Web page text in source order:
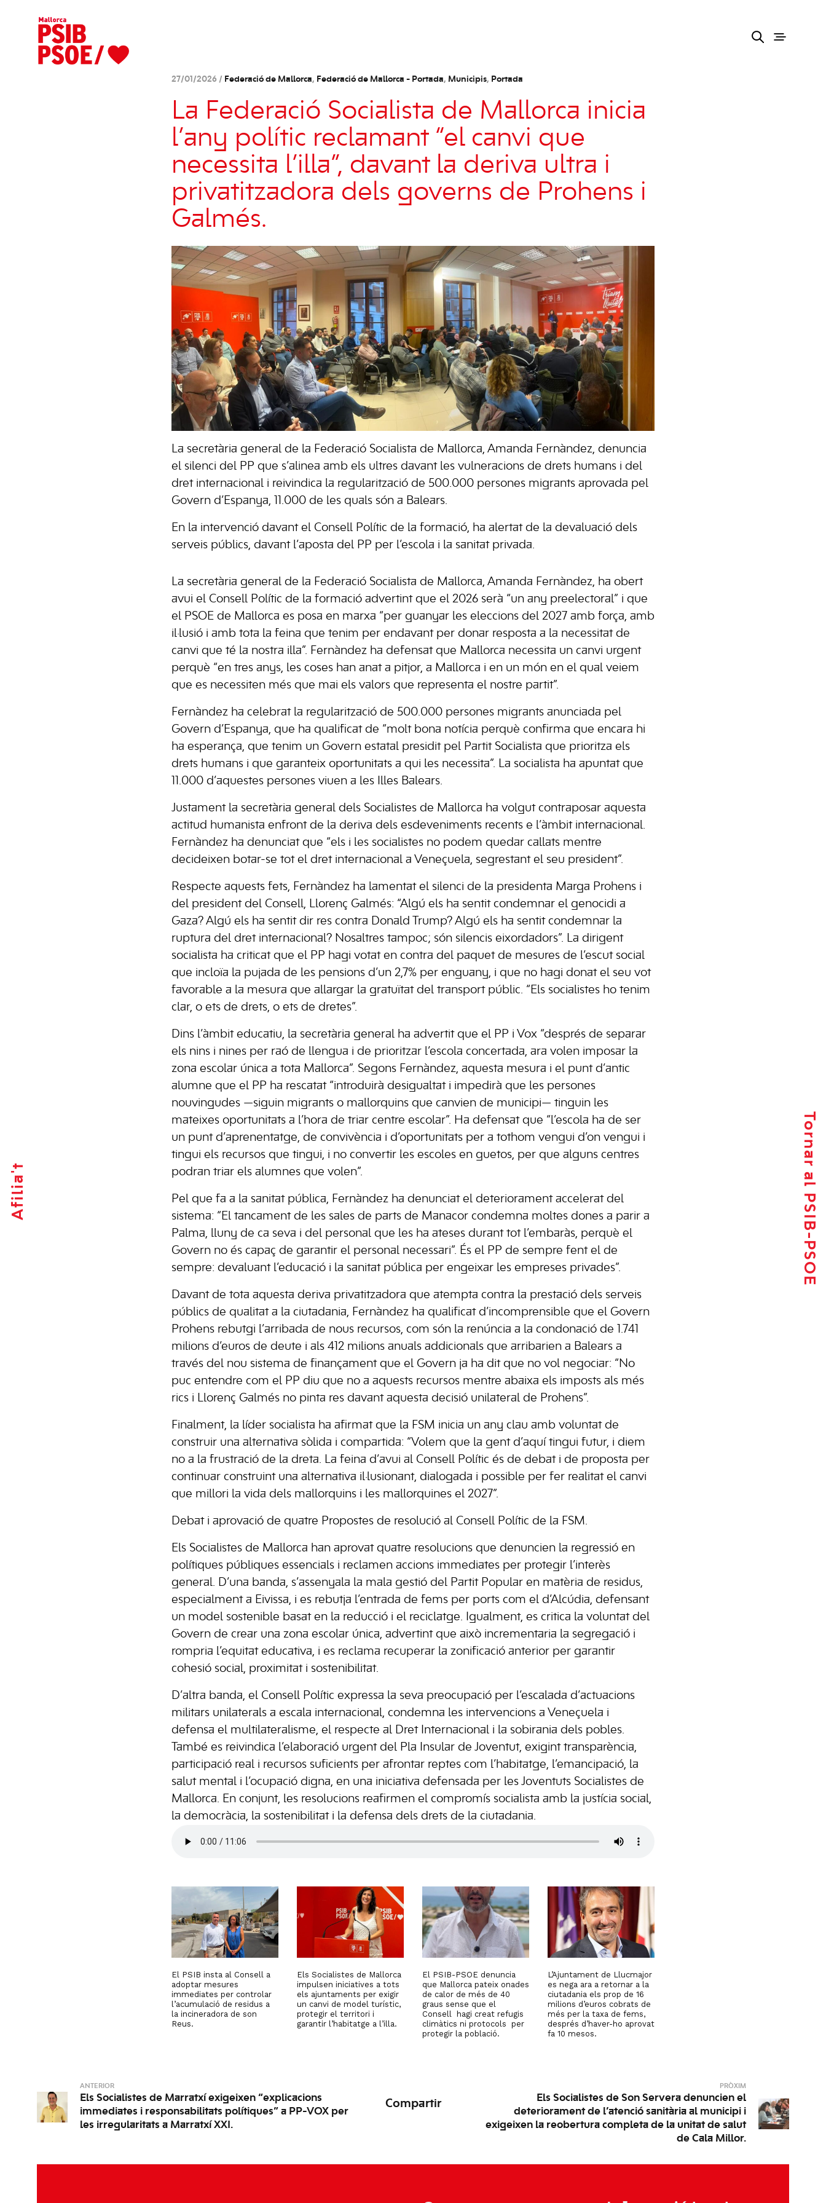
Afilia't Tornar al PSIB-PSOE
27/01/2026 / Federació de Mallorca, Federació de Mallorca - Portada, Municipis, Portada
La Federació Socialista de Mallorca inicia
l’any polític reclamant “el canvi que
necessita l’illa”, davant la deriva ultra i
privatitzadora dels governs de Prohens i
Galmés.
La secretària general de la Federació Socialista de Mallorca, Amanda Fernàndez, denuncia
el silenci del PP que s’alinea amb els ultres davant les vulneracions de drets humans i del
dret internacional i reivindica la regularització de 500.000 persones migrants aprovada pel
Govern d’Espanya, 11.000 de les quals són a Balears.
En la intervenció davant el Consell Polític de la formació, ha alertat de la devaluació dels
serveis públics, davant l’aposta del PP per l’escola i la sanitat privada.
La secretària general de la Federació Socialista de Mallorca, Amanda Fernàndez, ha obert
avui el Consell Polític de la formació advertint que el 2026 serà “un any preelectoral” i que
el PSOE de Mallorca es posa en marxa “per guanyar les eleccions del 2027 amb força, amb
il·lusió i amb tota la feina que tenim per endavant per donar resposta a la necessitat de
canvi que té la nostra illa”. Fernàndez ha defensat que Mallorca necessita un canvi urgent
perquè “en tres anys, les coses han anat a pitjor, a Mallorca i en un món en el qual veiem
que es necessiten més que mai els valors que representa el nostre partit”.
Fernàndez ha celebrat la regularització de 500.000 persones migrants anunciada pel
Govern d’Espanya, que ha qualificat de “molt bona notícia perquè confirma que encara hi
ha esperança, que tenim un Govern estatal presidit pel Partit Socialista que prioritza els
drets humans i que garanteix oportunitats a qui les necessita”. La socialista ha apuntat que
11.000 d’aquestes persones viuen a les Illes Balears.
Justament la secretària general dels Socialistes de Mallorca ha volgut contraposar aquesta
actitud humanista enfront de la deriva dels esdeveniments recents e l’àmbit internacional.
Fernàndez ha denunciat que “els i les socialistes no podem quedar callats mentre
decideixen botar-se tot el dret internacional a Veneçuela, segrestant el seu president”.
Respecte aquests fets, Fernàndez ha lamentat el silenci de la presidenta Marga Prohens i
del president del Consell, Llorenç Galmés: “Algú els ha sentit condemnar el genocidi a
Gaza? Algú els ha sentit dir res contra Donald Trump? Algú els ha sentit condemnar la
ruptura del dret internacional? Nosaltres tampoc; són silencis eixordadors”. La dirigent
socialista ha criticat que el PP hagi votat en contra del paquet de mesures de l’escut social
que incloïa la pujada de les pensions d’un 2,7% per enguany, i que no hagi donat el seu vot
favorable a la mesura que allargar la gratuïtat del transport públic. “Els socialistes ho tenim
clar, o ets de drets, o ets de dretes”.
Dins l’àmbit educatiu, la secretària general ha advertit que el PP i Vox “després de separar
els nins i nines per raó de llengua i de prioritzar l’escola concertada, ara volen imposar la
zona escolar única a tota Mallorca”. Segons Fernàndez, aquesta mesura i el punt d’antic
alumne que el PP ha rescatat “introduirà desigualtat i impedirà que les persones
nouvingudes —siguin migrants o mallorquins que canvien de municipi— tinguin les
mateixes oportunitats a l’hora de triar centre escolar”. Ha defensat que “l’escola ha de ser
un punt d’aprenentatge, de convivència i d’oportunitats per a tothom vengui d’on vengui i
tingui els recursos que tingui, i no convertir les escoles en guetos, per que alguns centres
podran triar els alumnes que volen”.
Pel que fa a la sanitat pública, Fernàndez ha denunciat el deteriorament accelerat del
sistema: “El tancament de les sales de parts de Manacor condemna moltes dones a parir a
Palma, lluny de ca seva i del personal que les ha ateses durant tot l’embaràs, perquè el
Govern no és capaç de garantir el personal necessari”. És el PP de sempre fent el de
sempre: devaluant l’educació i la sanitat pública per engeixar les empreses privades”.
Davant de tota aquesta deriva privatitzadora que atempta contra la prestació dels serveis
públics de qualitat a la ciutadania, Fernàndez ha qualificat d’incomprensible que el Govern
Prohens rebutgi l’arribada de nous recursos, com són la renúncia a la condonació de 1.741
milions d’euros de deute i als 412 milions anuals addicionals que arribarien a Balears a
través del nou sistema de finançament que el Govern ja ha dit que no vol negociar: “No
puc entendre com el PP diu que no a aquests recursos mentre abaixa els imposts als més
rics i Llorenç Galmés no pinta res davant aquesta decisió unilateral de Prohens”.
Finalment, la líder socialista ha afirmat que la FSM inicia un any clau amb voluntat de
construir una alternativa sòlida i compartida: “Volem que la gent d’aquí tingui futur, i diem
no a la frustració de la dreta. La feina d’avui al Consell Polític és de debat i de proposta per
continuar construint una alternativa il·lusionant, dialogada i possible per fer realitat el canvi
que millori la vida dels mallorquins i les mallorquines el 2027”.
Debat i aprovació de quatre Propostes de resolució al Consell Polític de la FSM.
Els Socialistes de Mallorca han aprovat quatre resolucions que denuncien la regressió en
polítiques públiques essencials i reclamen accions immediates per protegir l’interès
general. D’una banda, s’assenyala la mala gestió del Partit Popular en matèria de residus,
especialment a Eivissa, i es rebutja l’entrada de fems per ports com el d’Alcúdia, defensant
un model sostenible basat en la reducció i el reciclatge. Igualment, es critica la voluntat del
Govern de crear una zona escolar única, advertint que això incrementaria la segregació i
rompria l’equitat educativa, i es reclama recuperar la zonificació anterior per garantir
cohesió social, proximitat i sostenibilitat.
D’altra banda, el Consell Polític expressa la seva preocupació per l’escalada d’actuacions
militars unilaterals a escala internacional, condemna les intervencions a Veneçuela i
defensa el multilateralisme, el respecte al Dret Internacional i la sobirania dels pobles.
També es reivindica l’elaboració urgent del Pla Insular de Joventut, exigint transparència,
participació real i recursos suficients per afrontar reptes com l’habitatge, l’emancipació, la
salut mental i l’ocupació digna, en una iniciativa defensada per les Joventuts Socialistes de
Mallorca. En conjunt, les resolucions reafirmen el compromís socialista amb la justícia social,
la democràcia, la sostenibilitat i la defensa dels drets de la ciutadania.
El PSIB insta al Consell a
adoptar mesures
immediates per controlar
l’acumulació de residus a
la incineradora de son
Reus.
Els Socialistes de Mallorca
impulsen iniciatives a tots
els ajuntaments per exigir
un canvi de model turístic,
protegir el territori i
garantir l’habitatge a l’illa.
El PSIB-PSOE denuncia
que Mallorca pateix onades
de calor de més de 40
graus sense que el
Consell hagi creat refugis
climàtics ni protocols per
protegir la població.
L’Ajuntament de Llucmajor
es nega ara a retornar a la
ciutadania els prop de 16
milions d’euros cobrats de
més per la taxa de fems,
després d’haver-ho aprovat
fa 10 mesos.
ANTERIOR
Els Socialistes de Marratxí exigeixen “explicacions
immediates i responsabilitats polítiques” a PP-VOX per
les irregularitats a Marratxí XXI.
Compartir
PRÒXIM
Els Socialistes de Son Servera denuncien el
deteriorament de l’atenció sanitària al municipi i
exigeixen la reobertura completa de la unitat de salut
de Cala Millor.